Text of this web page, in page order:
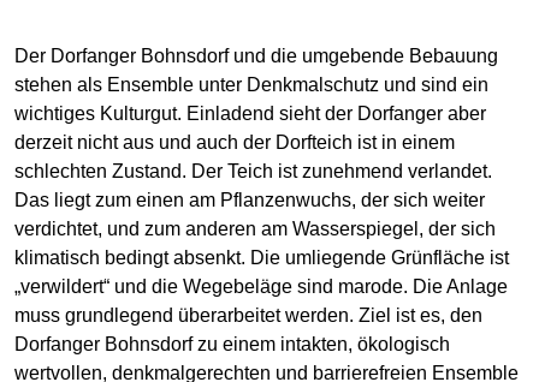
Der Dorfanger Bohnsdorf und die umgebende Bebauung
stehen als Ensemble unter Denkmalschutz und sind ein
wichtiges Kulturgut. Einladend sieht der Dorfanger aber
derzeit nicht aus und auch der Dorfteich ist in einem
schlechten Zustand. Der Teich ist zunehmend verlandet.
Das liegt zum einen am Pflanzenwuchs, der sich weiter
verdichtet, und zum anderen am Wasserspiegel, der sich
klimatisch bedingt absenkt. Die umliegende Grünfläche ist
„verwildert“ und die Wegebeläge sind marode. Die Anlage
muss grundlegend überarbeitet werden. Ziel ist es, den
Dorfanger Bohnsdorf zu einem intakten, ökologisch
wertvollen, denkmalgerechten und barrierefreien Ensemble